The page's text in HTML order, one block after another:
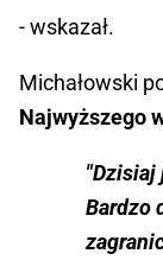
- wskazał.
Michałowski
Najwyższego
"Dzisiaj
Bardzo